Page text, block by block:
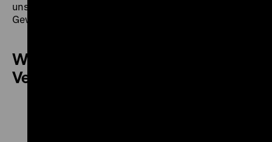
unseren Blick auf die Zeit der nationalsozialistischen
Gewaltherrschaft prägen.
Weitere Termine dieser
Veranstaltung